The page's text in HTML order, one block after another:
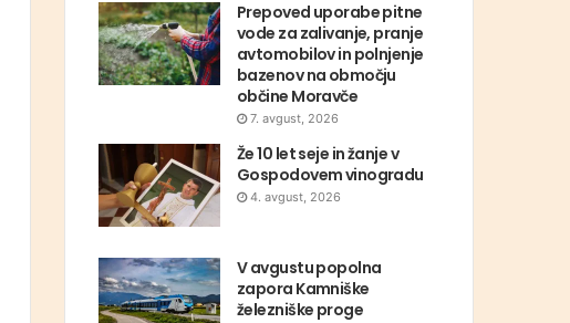
Prepoved uporabe pitne
vode za zalivanje, pranje
avtomobilov in polnjenje
bazenov na območju
občine Moravče
7. avgust, 2026
Že 10 let seje in žanje v
Gospodovem vinogradu
4. avgust, 2026
V avgustu popolna
zapora Kamniške
železniške proge